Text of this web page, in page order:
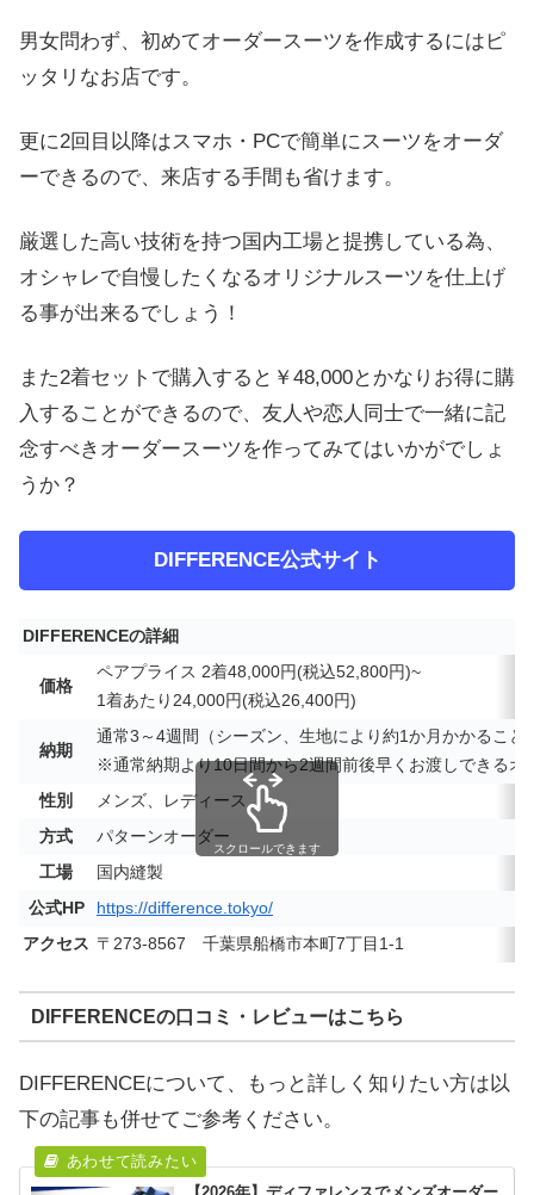
男女問わず、初めてオーダースーツを作成するにはピ
ッタリなお店です。
更に2回目以降はスマホ・PCで簡単にスーツをオーダ
ーできるので、来店する手間も省けます。
厳選した高い技術を持つ国内工場と提携している為、
オシャレで自慢したくなるオリジナルスーツを仕上げ
る事が出来るでしょう！
また2着セットで購入すると￥48,000とかなりお得に購
入することができるので、友人や恋人同士で一緒に記
念すべきオーダースーツを作ってみてはいかがでしょ
うか？
DIFFERENCE公式サイト
DIFFERENCEの詳細
価格
ペアプライス 2着48,000円(税込52,800円)~
1着あたり24,000円(税込26,400円)
納期
通常3～4週間（シーズン、生地により約1か月かかること
※通常納期より10日間から2週間前後早くお渡しできる
性別
メンズ、レディース
方式
パターンオーダー
工場
国内縫製
公式HP
https://difference.tokyo/
アクセス 〒273-8567 千葉県船橋市本町7丁目1-1
スクロールできます
DIFFERENCEの口コミ・レビューはこちら
DIFFERENCEについて、もっと詳しく知りたい方は以
下の記事も併せてご参考ください。